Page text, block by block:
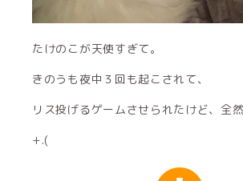
たけのこが天使すぎて。
きのうも夜中３回も起こされて、
リス投げるゲームさせられたけど、全
+.(